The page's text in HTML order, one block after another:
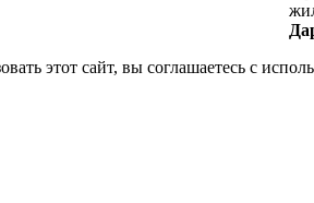
этот сайт, вы соглашаетесь с